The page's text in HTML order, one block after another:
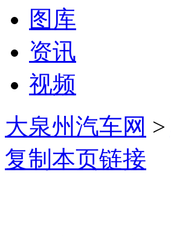
图库
资讯
视频
大泉州汽车网 >
复制本页链接